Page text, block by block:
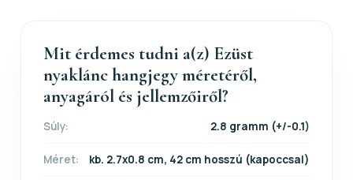
Mit érdemes tudni a(z) Ezüst
nyaklánc hangjegy méretéről,
anyagáról és jellemzőiről?
Súly: 2.8 gramm (+/-0.1)
Méret: kb. 2.7x0.8 cm, 42 cm hosszú (kapoccsal)